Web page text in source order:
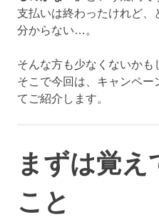
支払いは終わったけれど
分からない…。
そんな方も少なくないかも
そこで今回は、キャンペ
てご紹介します。
まずは覚
こと